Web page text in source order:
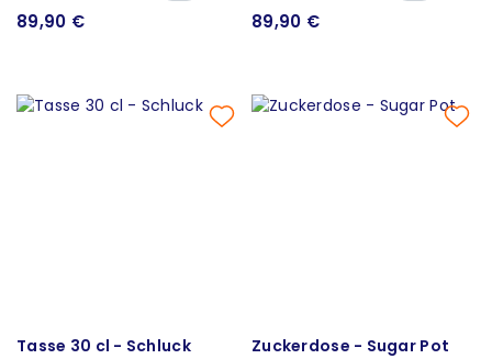
89,90 € 89,90 €
Tasse 30 cl - Schluck Zuckerdose - Sugar Pot